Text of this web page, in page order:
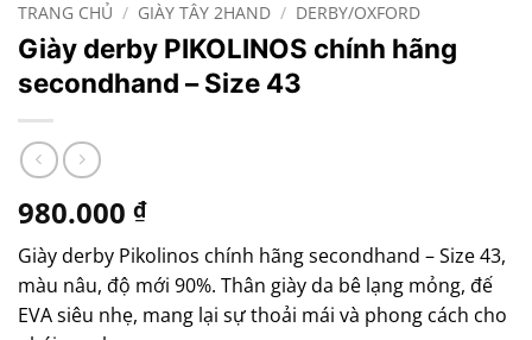
TRANG CHỦ / GIÀY TÂY 2HAND / DERBY/OXFORD
Giày derby PIKOLINOS chính hãng
secondhand – Size 43
980.000 ₫
Giày derby Pikolinos chính hãng secondhand – Size 43,
màu nâu, độ mới 90%. Thân giày da bê lạng mỏng, đế
EVA siêu nhẹ, mang lại sự thoải mái và phong cách cho